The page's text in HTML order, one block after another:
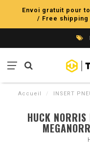
Envoi gratuit pour
/ Free
Accueil /
INSERT
HUCK